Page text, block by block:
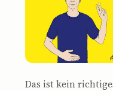
Das ist kein